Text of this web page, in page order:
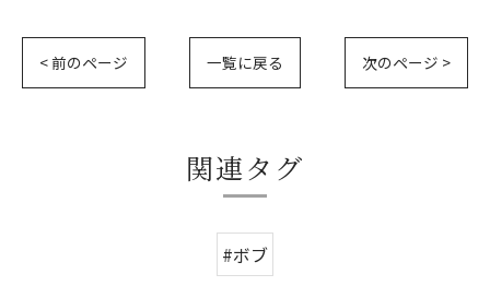
< 前のページ 一覧に戻る 次のページ >
関連タグ
#ボブ